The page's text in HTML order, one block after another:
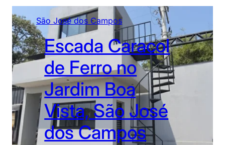
São José dos Campos
Escada Caracol
de Ferro no
Jardim Boa
Vista, São José
dos Campos